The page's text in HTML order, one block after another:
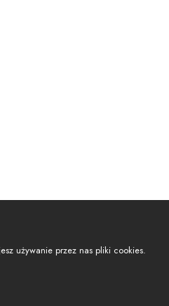
używanie przez nas pliki cookies.